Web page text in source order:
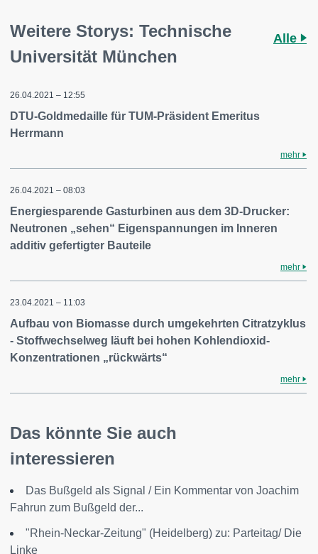
Weitere Storys: Technische
Universität München
Alle
26.04.2021 – 12:55
DTU-Goldmedaille für TUM-Präsident Emeritus
Herrmann
mehr
26.04.2021 – 08:03
Energiesparende Gasturbinen aus dem 3D-Drucker:
Neutronen „sehen“ Eigenspannungen im Inneren
additiv gefertigter Bauteile
mehr
23.04.2021 – 11:03
Aufbau von Biomasse durch umgekehrten Citratzyklus
- Stoffwechselweg läuft bei hohen Kohlendioxid-
Konzentrationen „rückwärts“
mehr
Das könnte Sie auch
interessieren
Das Bußgeld als Signal / Ein Kommentar von Joachim
Fahrun zum Bußgeld der...
"Rhein-Neckar-Zeitung" (Heidelberg) zu: Parteitag/ Die
Linke